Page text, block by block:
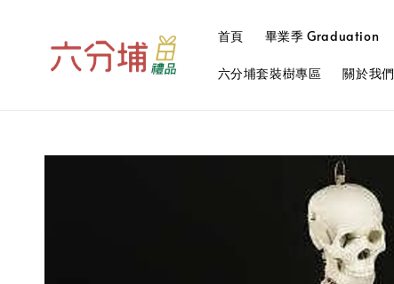
首頁 畢業季 Graduation
六分埔套裝樹專區 關於我們